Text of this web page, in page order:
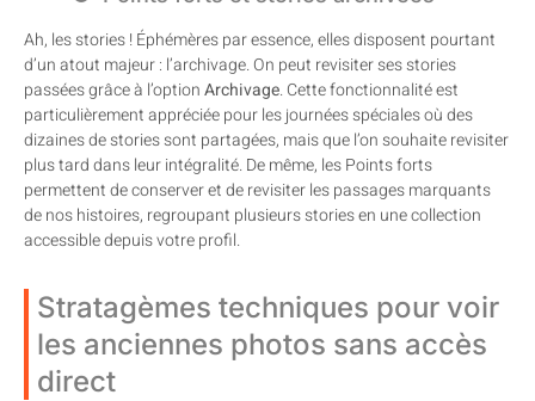
Ah, les stories ! Éphémères par essence, elles disposent pourtant
d’un atout majeur : l’archivage. On peut revisiter ses stories
passées grâce à l’optionArchivage. Cette fonctionnalité est
particulièrement appréciée pour les journées spéciales où des
dizaines de stories sont partagées, mais que l’on souhaite revisiter
plus tard dans leur intégralité. De même, les Points forts
permettent de conserver et de revisiter les passages marquants
de nos histoires, regroupant plusieurs stories en une collection
accessible depuis votre profil.
Stratagèmes techniques pour voir
les anciennes photos sans accès
direct